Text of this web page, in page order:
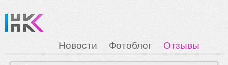
Новости Фотоблог
Отзывы
Загрузка
Мои Картинки Вход